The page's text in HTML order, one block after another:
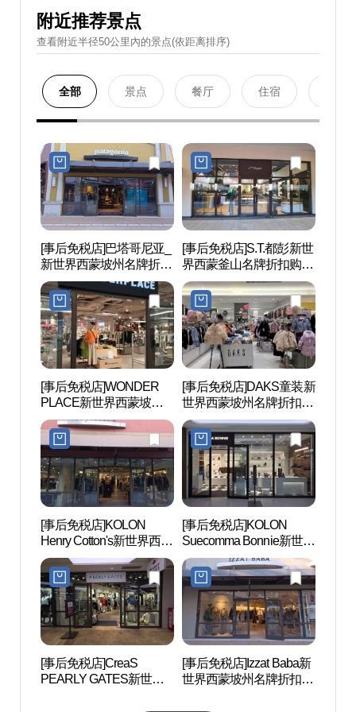
附近推荐景点
查看附近半径50公里內的景点(依距离排序)
全部 景点 餐厅 住宿
[事后免税店]巴塔哥尼亚_
新世界西蒙坡州名牌折扣
购物中心(파타고니아 신
세계사이먼프리미엄아울
렛 파주점)
[事后免税店]S.T.都彭新世
界西蒙釜山名牌折扣购物
中心坡州店(에스티듀퐁
신세계사이먼프리미엄아
울렛 파주점)
[事后免税店]WONDER
PLACE新世界西蒙坡州
名牌折扣购物中心(원더
플레이스 신세계사이먼
프리미엄아울렛 파주점)
[事后免税店]DAKS童装新
世界西蒙坡州名牌折扣购
物中心(닥스키즈 신세계
사이먼프리미엄아울렛
파주점)
[事后免税店]KOLON
Henry Cotton's新世界西蒙
坡州名牌折扣购物中心
(헨리코튼 신세계사이먼
프리미엄아울렛 파주점)
[事后免税店]KOLON
Suecomma Bonnie新世界
西蒙坡州名牌折扣购物中
心(슈콤마보니 신세계사
이먼프리미엄아울렛 파
주점)
[事后免税店]CreaS
PEARLY GATES新世界
[事后免税店]Izzat Baba新
世界西蒙坡州名牌折扣购